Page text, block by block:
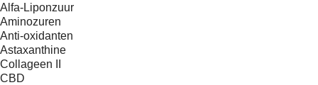
Alfa-Liponzuur
Aminozuren
Anti-oxidanten
Astaxanthine
Collageen II
CBD